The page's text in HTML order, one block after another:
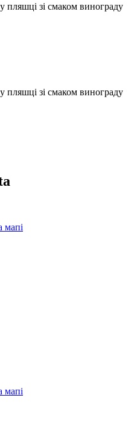
зі смаком винограду
зі смаком винограду
мапі
мапі